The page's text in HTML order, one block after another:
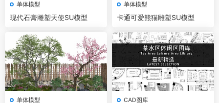
单体模型
现代石膏雕塑天使SU模型
单体模型
卡通可爱熊猫雕塑SU模型
单体模型 CAD图库